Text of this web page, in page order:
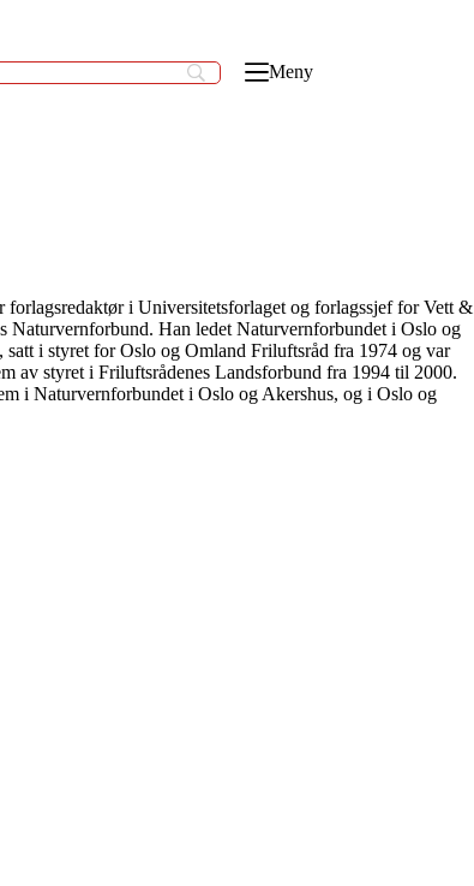
Meny
forlagsredaktør i Universitetsforlaget og forlagssjef for Vett &
Han ledet Naturvernforbundet i Oslo og
i styret for Oslo og Omland Friluftsråd fra 1974 og var
av styret i Friluftsrådenes Landsforbund fra 1994 til 2000.
i Naturvernforbundet i Oslo og Akershus, og i Oslo og